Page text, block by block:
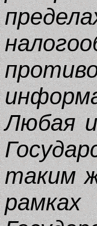
Любая
таким
рамках